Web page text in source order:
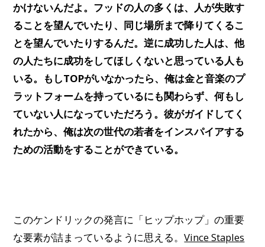
かけないんだよ。フッドの人の多くは、人が失敗す
ることを望んでいたり、同じ場所まで降りてくるこ
とを望んでいたりするんだ。逆に成功した人は、他
の人たちに成功をしてほしくないと思っている人も
いる。もしTOPがいなかったら、俺は金と音楽のプ
ラットフォームを持っているにも関わらず、何もし
ていない人になっていただろう。彼がガイドしてく
れたから、俺は次の世代の若者をインスパイアする
ための活動をすることができている。
このケンドリックの発言に「ヒップホップ」の重要
な要素が詰まっているように思える。Vince Staples